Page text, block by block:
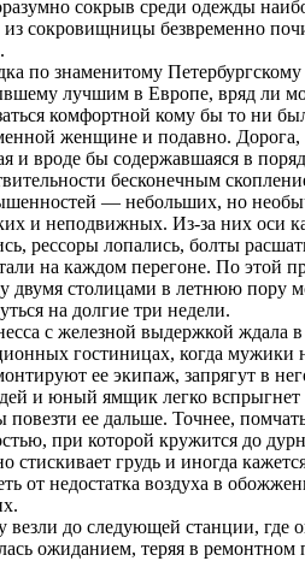
сокрыв среди одежды
сокровищницы безвременно
по знаменитому Петербургскому
лучшим в Европе, вряд ли
комфортной кому бы то ни
женщине и подавно. Дорога,
и вроде бы содержавшаяся в
бесконечным
— небольших, но
и неподвижных. Из-за них оси
рессоры лопались, болты
на каждом перегоне. По этой
двумя столицами в летнюю пору
на долгие три недели.
с железной выдержкой ждала
гостиницах, когда мужики
ее экипаж, запрягут в
и юный ямщик легко вспрыгнет
повезти ее дальше. Точнее,
при которой кружится до
стискивает грудь и иногда
от недостатка воздуха в
везли до следующей станции, где
ожиданием, теряя в ремонтном